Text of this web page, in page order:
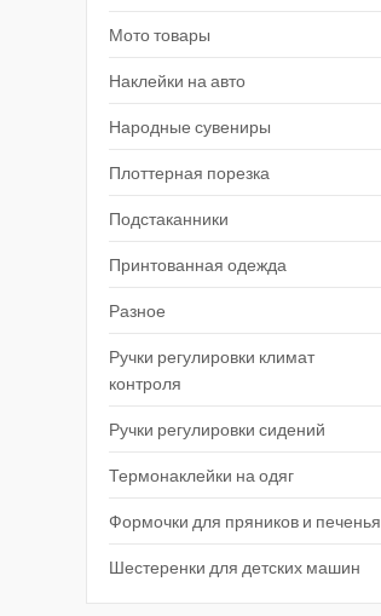
Мото товары
Наклейки на авто
Народные сувениры
Плоттерная порезка
Подстаканники
Принтованная одежда
Разное
Ручки регулировки климат
контроля
Ручки регулировки сидений
Термонаклейки на одяг
Формочки для пряников и печенья
Шестеренки для детских машин